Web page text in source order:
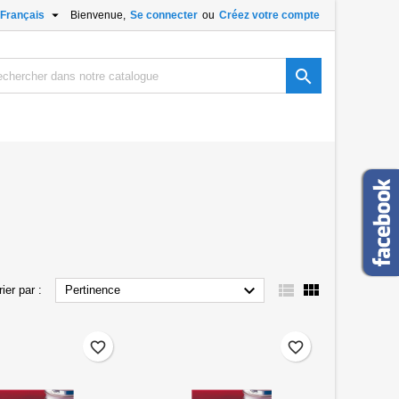
Bienvenue, Se connecter ou Créez votre compte
Français 

par : Pertinence   
favorite_border favorite_border
×
×
×
×